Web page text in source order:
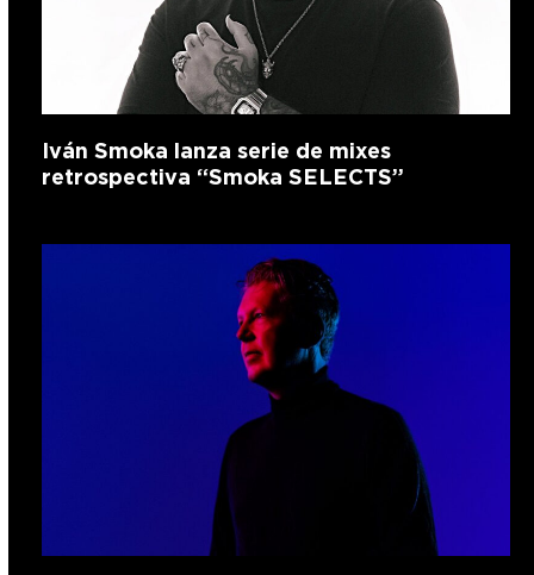
Iván Smoka lanza serie de mixes
retrospectiva “Smoka SELECTS”